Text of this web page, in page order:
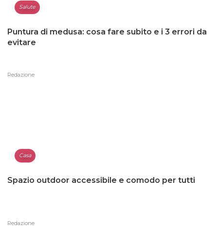
Salute
Puntura di medusa: cosa fare subito e i 3 errori da
evitare
Redazione
Casa
Spazio outdoor accessibile e comodo per tutti
Redazione